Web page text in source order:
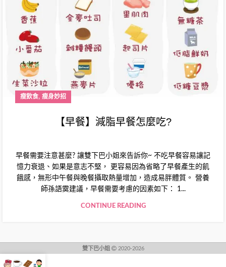
瘦飲食, 瘦身妙招
【早餐】減脂早餐怎麼吃?
早餐需要注意甚麼? 讓雙下巴小姐來告訴你~ 不吃早餐容易讓記
憶力衰退、如果是意志不堅， 更容易因為省略了早餐產生的飢
餓感，無形中午餐與晚餐攝取熱量增加，造成易胖體質。 營養
師孫語霙建議，早餐需要考慮的因素如下： 1...
CONTINUE READING
雙下巴小姐 2020-2026